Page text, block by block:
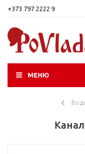
+373 797 2222 9
МЕНЮ